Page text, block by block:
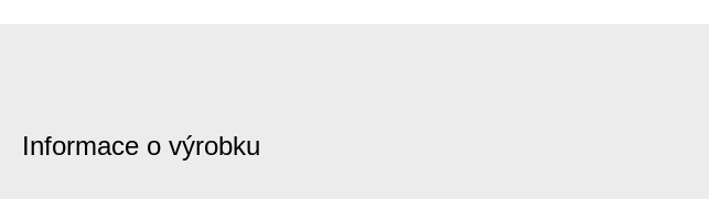
Informace o výrobku